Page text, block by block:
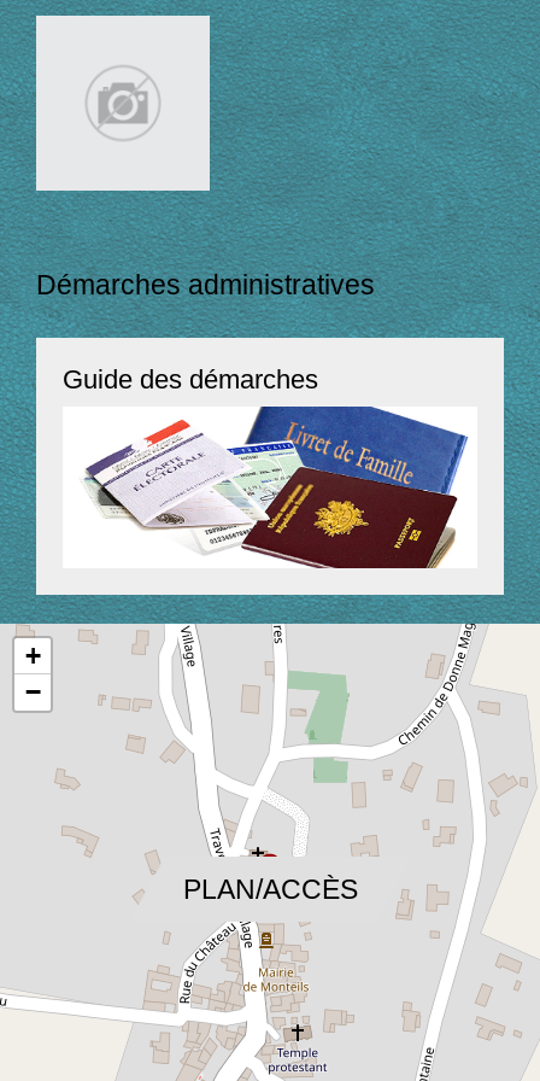
Démarches administratives
Guide des démarches
PLAN/ACCÈS
location_on
+
−